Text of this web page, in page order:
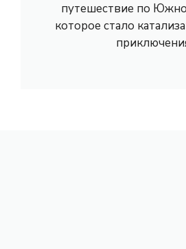
путешествие по
которое стало